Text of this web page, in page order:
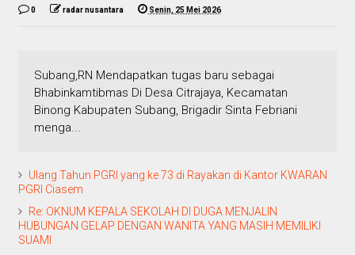
0 radar nusantara Senin, 25 Mei 2026
Subang,RN Mendapatkan tugas baru sebagai
Bhabinkamtibmas Di Desa Citrajaya, Kecamatan
Binong Kabupaten Subang, Brigadir Sinta Febriani
menga...
Ulang Tahun PGRI yang ke 73 di Rayakan di Kantor KWARAN
PGRI Ciasem
Re: OKNUM KEPALA SEKOLAH DI DUGA MENJALIN
HUBUNGAN GELAP DENGAN WANITA YANG MASIH MEMILIKI
SUAMI